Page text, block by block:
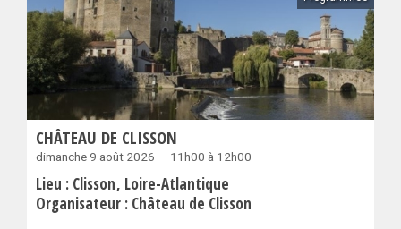
CHÂTEAU DE CLISSON
dimanche 9 août 2026 — 11h00 à 12h00
Lieu : Clisson Loire-Atlantique
Organisateur : Château de Clisson